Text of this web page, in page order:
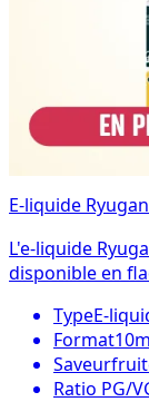
E-liquide
L'e-liquide
disponible en
TypeE-
Format
Saveur
Ratio PG/